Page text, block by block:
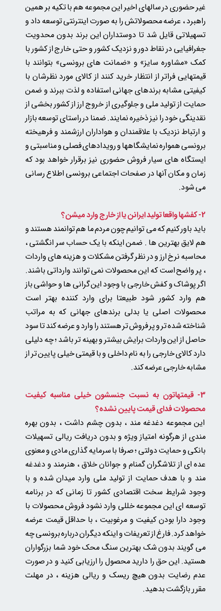
غیر حضوری در سالهای اخیر این مجموعه هم با تکیه بر همین
راهبرد ، عرضه محصولاتش را به صورت اینترنتی توسعه داد و
تسهیلاتی قایل شد تا دوستداران این برند بدون محدویت
جغرافیایی در نقاط دور و نزدیک کشور و حتی خارج از کشور با
کمک «مشاوره سایز» و «ضمانت های برونسی» بتوانند با
قیمتهایی فراتر از انتظار خرید کنند از کالای مورد نظرشان با
کیفیتی مشابه برندهای جهانی استفاده و لذت ببرند و ضمن
حمایت از تولید ملی و جلوگیری از خروج ارز از کشور بخشی از
نقدینگی خود را نیز ذخیره نمایند. ضمنا در راستای توسعه بازار
و ارتباط نزدیک با علاقمندان و هواداران ارزشمند و فرهیخته
برونسی همواره نمایشگاهها و رویدادهای فصلی و مناسبتی و
ایستگاه های سیار فروش حضوری نیز برقرار خواهد بود که
زمان و مکان آنها در صفحات اجتماعی برونسی اطلاع رسانی
می شود.
2- کفشها واقعا تولید ایرانن یا از خارج وارد میشن؟
باید باور کنیم که می توانیم چون مردم ما هم توانمند هستند و
هم لایق بهترین ها . ضمن اینکه با یک حساب سر انگشتی ،
محاسبه نرخ ارز و در نظر گرفتن مشکلات و هزینه های واردات
، پر واضح است که این محصولات نمی توانند وارداتی باشند.
اگر پوشاک و کفش خارجی با وجود این گرانی ها و حواشی باز
هم وارد کشور شود طبیعتا برای وارد کننده بهتر است
محصولات اصلی یا بدلی برندهای جهانی که به مراتب
شناخته شده تر و پر فروش تر هستند را وارد و عرضه کندتا سود
حاصل از این واردات برایش بیشتر و بهینه تر باشد ؛ چه دلیلی
دارد کالای خارجی را به نام داخلی و با قیمتی خیلی پایین تر از
مشابه خارجی عرضه کند.
3- قیمتهاتون به نسبت جنسشون خیلی مناسبه
کیفیت
محصولات فدای قیمت پایین نشده؟
این مجموعه دغدغه مند ، بدون چشم داشت ، بدون بهره
مندی از هرگونه امتیاز ویژه و بدون دریافت ریالی تسهیلات
بانکی و حمایت دولتی ؛ صرفا با سرمایه گذاری مادی و معنوی
عده ای از تلاشگران گمنام و جوانان خلاق ، هنرمند و دغدغه
مند و با هدف حمایت از تولید ملی وارد میدان شده و با
وجود شرایط سخت اقتصادی کشور تا زمانی که در برنامه
توسعه ای این مجموعه خللی وارد نشود فروش محصولات با
وجود دارا بودن کیفیت و مرغوبیت ، با حداقل قیمت عرضه
خواهد کرد. فارغ از تعریفات و اینکه دیگران درباره برونسی چه
می گویند بدون شک بهترین سنگ محک خود شما بزرگواران
هستید. این حق را دارید محصول را ارزیابی کنید و در صورت
عدم رضایت بدون هیچ ریسک و ریالی هزینه ، در مهلت
مقرر بازگشت بدهید.